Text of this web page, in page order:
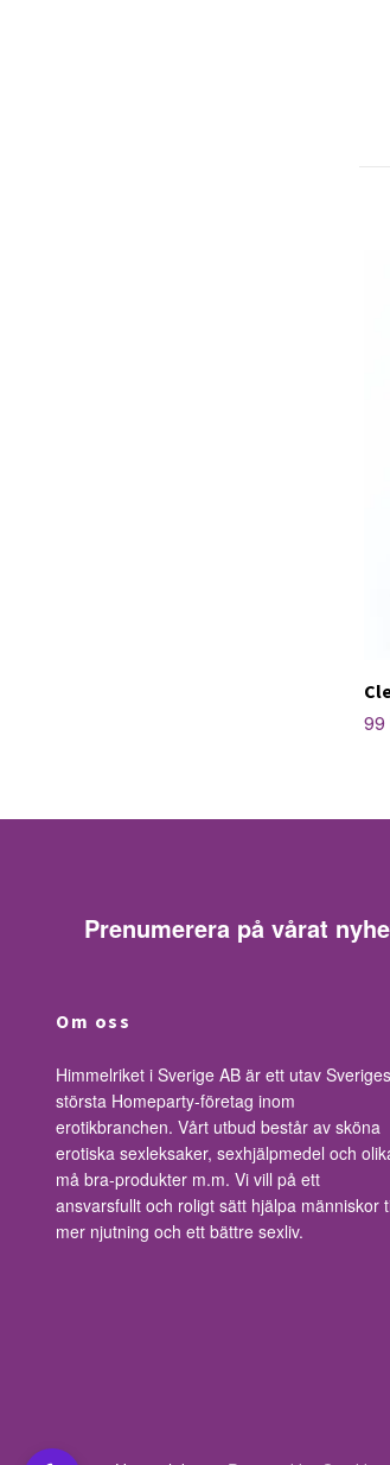
99
Prenumerera på vårat
Om oss
Himmelriket i Sverige AB är ett utav Sveriges
största Homeparty-företag inom
erotikbranchen. Vårt utbud består av sköna
erotiska sexleksaker, sexhjälpmedel och
må bra-produkter m.m. Vi vill på ett
ansvarsfullt och roligt sätt hjälpa människor
mer njutning och ett bättre sexliv.